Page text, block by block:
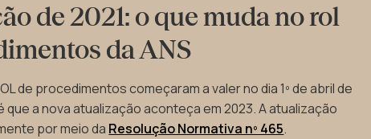
de 2021: o que muda no rol
da ANS
de procedimentos começaram a valer no dia 1º de abril de
que a nova atualização aconteça em 2023. A atualização
por meio da Resolução Normativa nº 465.